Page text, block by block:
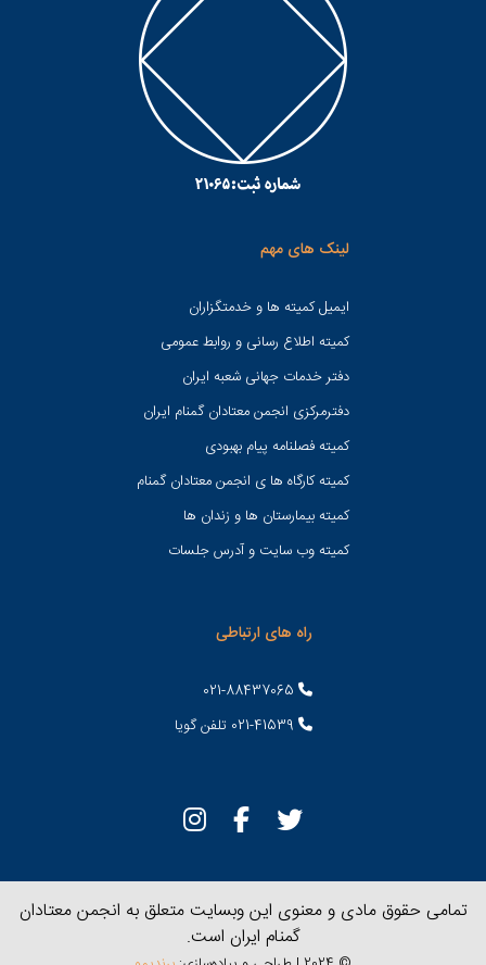
لینک های مهم
ایمیل کمیته ها و خدمتگزاران
کميته اطلاع رسانی و روابط عمومی
دفتر خدمات جهانی شعبه ايران
دفترمرکزی انجمن معتادان گمنام ایران
کمیته فصلنامه پیام بهبودی
کمیته کارگاه ها ی انجمن معتادان گمنام
کمیته بیمارستان ها و زندان ها
کمیته وب سایت و آدرس جلسات
راه های ارتباطی
تمامی حقوق مادی و معنوی این وبسایت متعلق به انجمن معتادان
گمنام ایران است.